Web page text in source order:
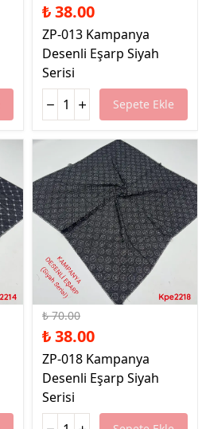
₺ 38.00
ZP-013 Kampanya
Desenli Eşarp Siyah
Serisi
Sepete Ekle
%46 İndirim
₺ 70.00
₺ 38.00
ZP-018 Kampanya
Desenli Eşarp Siyah
Serisi